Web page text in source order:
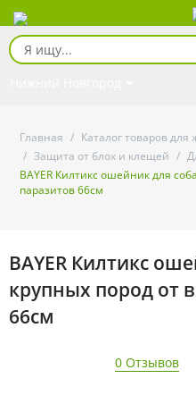
Главная / Каталог товаров
/ Защита от блох и клещей /
BAYER Килтикс ошейник для
паразитов 66см
BAYER Килтикс
крупных пород от
66см
0 Отзывов